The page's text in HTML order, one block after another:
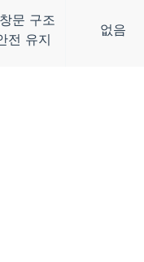
문 구조
전 유지
없음